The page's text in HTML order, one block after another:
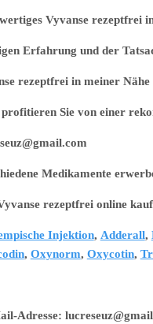
rezeptfrei in
Erfahrung und der
in meiner Nähe
profitieren Sie von einer
Medikamente
online
Injektion, Adderall,
, Oxynorm, Oxycotin,